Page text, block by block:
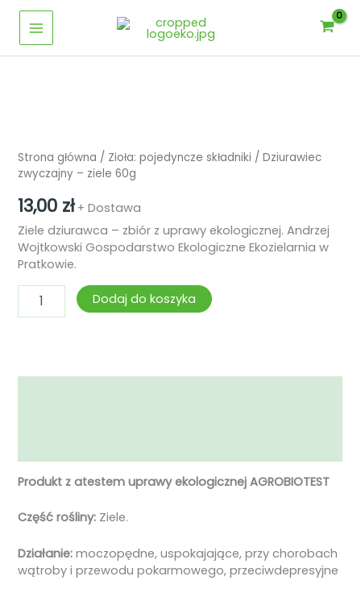
Przejdź
treści
Main
Menu
Strona główna / Zioła: pojedyncze składniki / Dziurawiec
zwyczajny – ziele 60g
13,00 zł + Dostawa
Ziele dziurawca – zbiór z uprawy ekologicznej. Andrzej
Wojtkowski Gospodarstwo Ekologiczne Ekozielarnia w
Pratkowie.
zwyczajny
-
ziele
60g
Dodaj do koszyka
Produkt z atestem uprawy ekologicznej AGROBIOTEST
Część rośliny: Ziele.
Działanie: moczopędne, uspokajające, przy chorobach
wątroby i przewodu pokarmowego, przeciwdepresyjne
-
ziele
60g